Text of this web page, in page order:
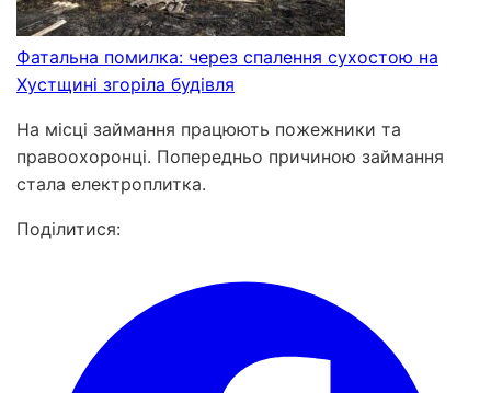
Фатальна помилка: через спалення сухостою на
Хустщині згоріла будівля
На місці займання працюють пожежники та
правоохоронці. Попередньо причиною займання
стала електроплитка.
Поділитися: